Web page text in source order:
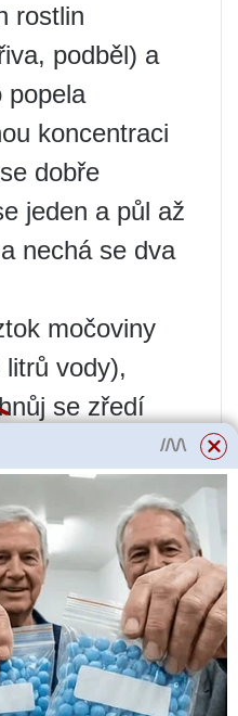
rostlin
podběl) a
popela
koncentraci
dobře
jeden a půl až
nechá se dva
močoviny
vody),
se zředí
vody)
(30-40
plodů
ptačím
vodou v